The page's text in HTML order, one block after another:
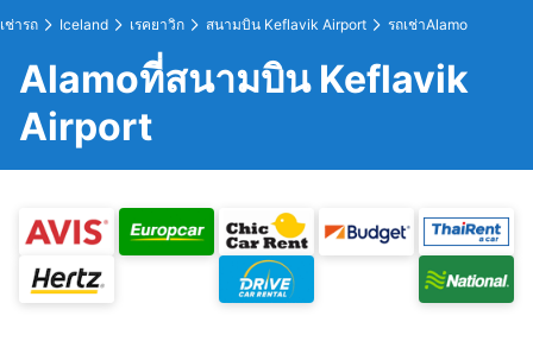
เช่ารถ Iceland เรคยาวิก สนามบิน Keflavik Airport รถเช่าAlamo
Alamoที่สนามบิน Keflavik
Airport